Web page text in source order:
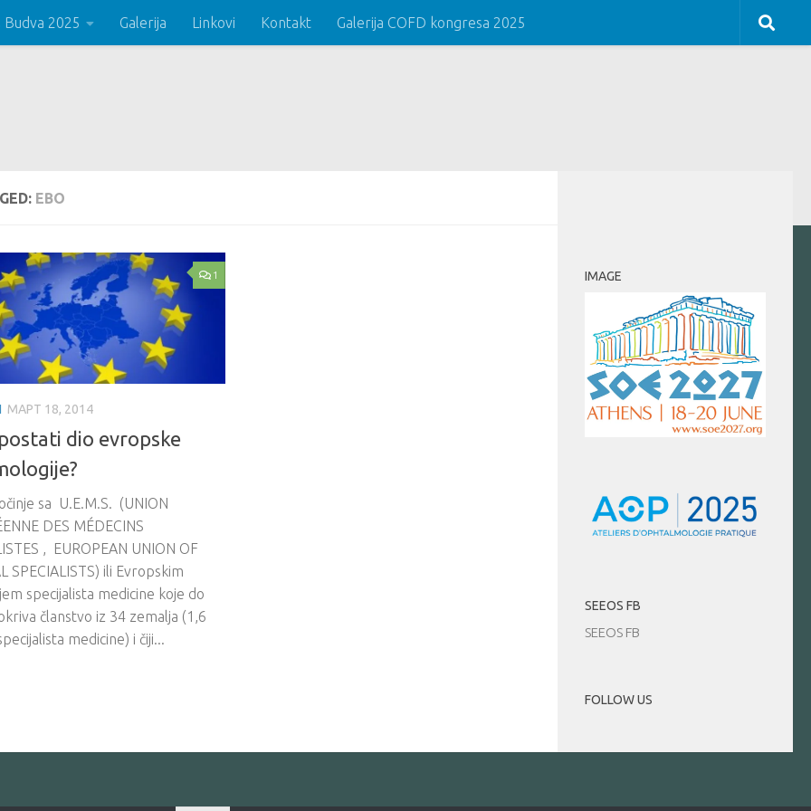
2025 Galerija Linkovi Kontakt Galerija COFD kongresa 2025
EBO
1
МАРТ 18, 2014
dio evropske
sa U.E.M.S. (UNION
DES MÉDECINS
, EUROPEAN UNION OF
SPECIALISTS) ili Evropskim
specijalista medicine koje do
članstvo iz 34 zemalja (1,6
medicine) i čiji...
IMAGE
SEEOS FB
SEEOS FB
FOLLOW US